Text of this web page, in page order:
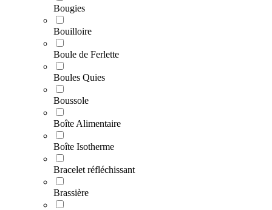
Bougies
Bouilloire
Boule de Ferlette
Boules Quies
Boussole
Boîte Alimentaire
Boîte Isotherme
Bracelet réfléchissant
Brassière